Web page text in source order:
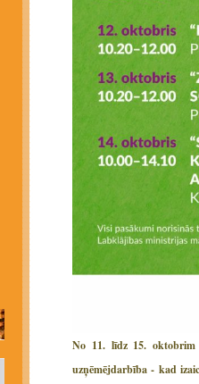
No 11. līdz 15. oktobrim
uzņēmējdarbība - kad